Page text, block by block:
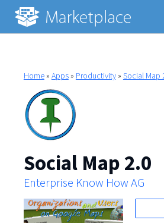
Home» Apps» Productivity» Social Map
Social Map 2.0
Enterprise Know How AG